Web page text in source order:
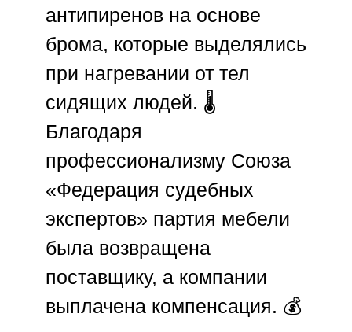
антипиренов на основе
брома, которые выделялись
при нагревании от тел
сидящих людей. 🌡️
Благодаря
профессионализму Союза
«Федерация судебных
экспертов» партия мебели
была возвращена
поставщику, а компании
выплачена компенсация. 💰